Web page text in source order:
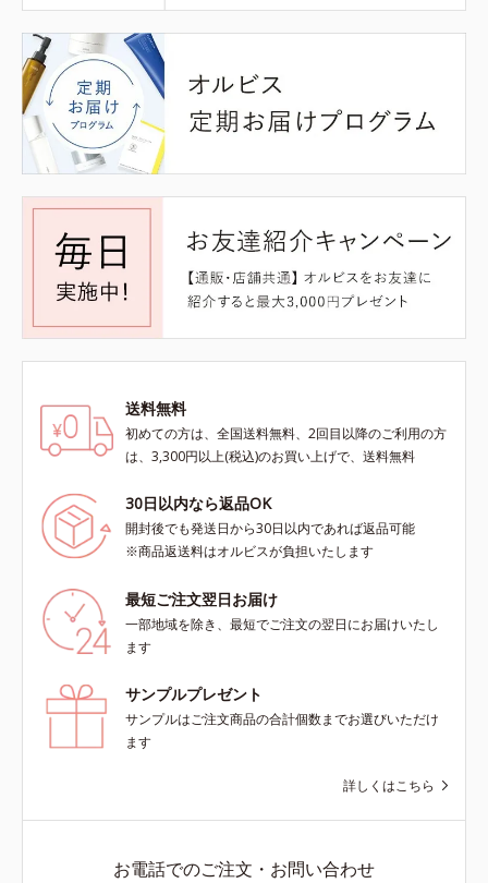
送料無料
初めての方は、全国送料無料、2回目以降のご利用の方
は、3,300円以上(税込)のお買い上げで、送料無料
30日以内なら返品OK
開封後でも発送日から30日以内であれば返品可能
※商品返送料はオルビスが負担いたします
最短ご注文翌日お届け
一部地域を除き、最短でご注文の翌日にお届けいたし
ます
サンプルプレゼント
サンプルはご注文商品の合計個数までお選びいただけ
ます
詳しくはこちら
お電話でのご注文・お問い合わせ